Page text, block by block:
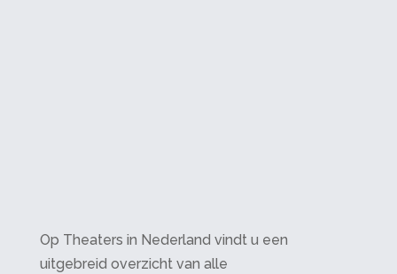
Op Theaters in Nederland vindt u een
uitgebreid overzicht van alle